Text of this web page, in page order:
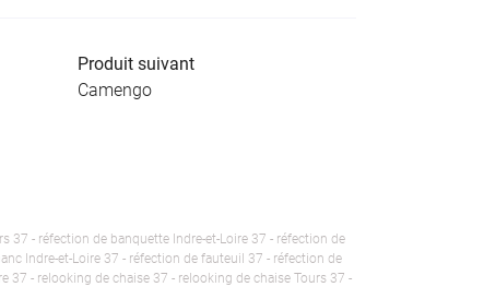
Produit suivant
Camengo
37 - réfection de banquette Indre-et-Loire 37 - réfection de
Indre-et-Loire 37 - réfection de fauteuil 37 - réfection de
- relooking de chaise 37 - relooking de chaise Tours 37 -